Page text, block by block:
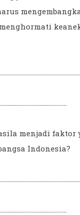
menjadi faktor
Indonesia?